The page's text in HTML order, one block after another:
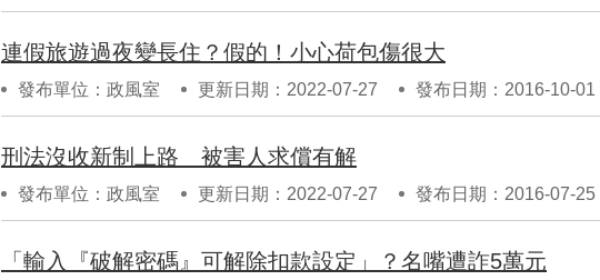
連假旅遊過夜變長住？假的！小心荷包傷很大
發布單位：政風室 更新日期：2022-07-27 發布日期：2016-10-01
​刑法沒收新制上路 被害人求償有解
發布單位：政風室 更新日期：2022-07-27 發布日期：2016-07-25
「輸入『破解密碼』可解除扣款設定」？名嘴遭詐5萬元